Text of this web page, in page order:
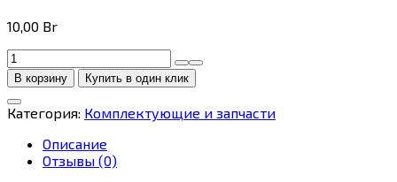
10,00 Br
Количество
товара
24100130
Набор
прокладок
В корзину Купить в один клик
Категория: Комплектующие и запчасти
Описание
Отзывы (0)